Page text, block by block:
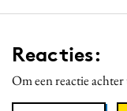
Reacties:
Om een reactie achter